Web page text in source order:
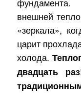
внешней
«зеркала»,
царит
холода.
двадцать